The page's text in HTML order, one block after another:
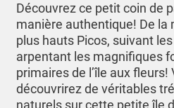
Découvrez ce petit coin de
manière authentique! De la
plus hauts Picos, suivant
arpentant les magnifiques
primaires de l’île aux fleurs!
découvrirez de véritables
naturels sur cette petite île